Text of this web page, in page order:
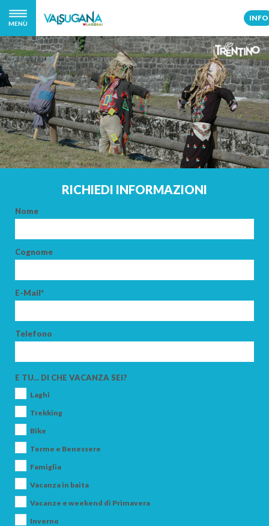
MENÙ
INFO
RICHIEDI INFORMAZIONI
Nome
Cognome
E-Mail*
Telefono
E TU... DI CHE VACANZA SEI?
Laghi
Trekking
Bike
Terme e Benessere
Famiglia
Vacanza in baita
Vacanze e weekend di Primavera
Inverno